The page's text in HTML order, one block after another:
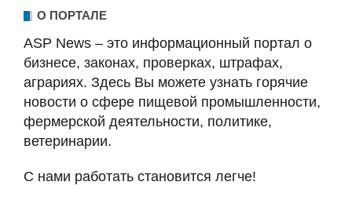
О ПОРТАЛЕ
ASP News – это информационный портал о
бизнесе, законах, проверках, штрафах,
аграриях. Здесь Вы можете узнать горячие
новости о сфере пищевой промышленности,
фермерской деятельности, политике,
ветеринарии.
С нами работать становится легче!